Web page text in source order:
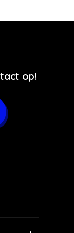
op!